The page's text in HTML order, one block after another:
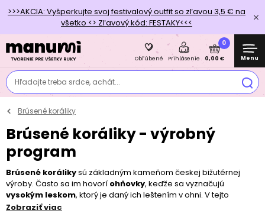
>>>AKCIA: Vyšperkujte svoj festivalový outfit so zľavou 3,5 € na
všetko <> Zľavový kód: FESTAKY<<<
Hľadajte treba srdce, achát...
Obľúbené Prihlásenie
0
0,00 € Menu
Brúsené koráliky
Brúsené koráliky - výrobný
program
Brúsené korálikysú základným kameňom českej bižutérnej
výroby. Často sa im hovorí ohňovky, keďže sa vyznačujú
vysokým leskom, ktorý je daný ich leštením v ohni. V tejto
kategórii vám ponúkame širokú a stálu škálu farieb, veľkostí a
Zobraziť viac